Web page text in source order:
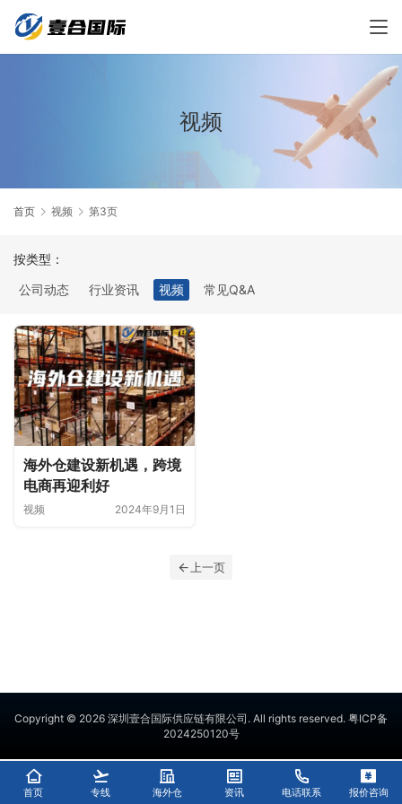
视频
首页 视频 第3页
按类型：
公司动态
行业资讯 视频 常见Q&A
海外仓建设新机遇，跨境
电商再迎利好
视频 2024年9月1日
上一页
Copyright © 2026 深圳壹合国际供应链有限公司 . All rights reserved. 粤ICP备
2024250120号
首页 专线 海外仓 资讯 电话联系 报价咨询